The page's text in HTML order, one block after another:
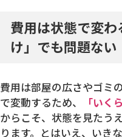
費用は状態で変
け」でも問題ない
費用は部屋の広さやゴミ
で変動するため、
「いく
からこそ、状態を見たう
ります。とはいえ、いき